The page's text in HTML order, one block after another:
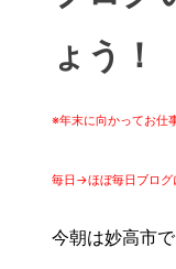
ょ う！
※年末に向かってお仕
毎日→ほぼ毎日ブログ
今朝は妙高市